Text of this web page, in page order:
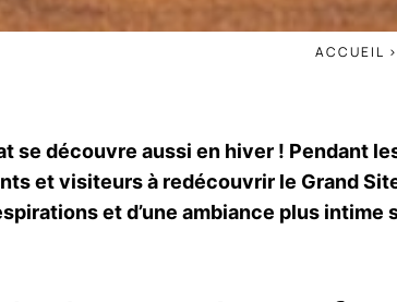
ACCUEIL >
se découvre aussi en hiver ! Pendant
et visiteurs à redécouvrir le Grand
et d’une ambiance plus intime